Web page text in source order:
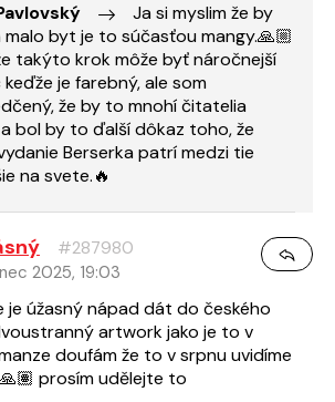
Ja si myslim že by
byt je to súčasťou mangy.🙏🏼
takýto krok môže byť náročnejší
je farebný, ale som
že by to mnohí čitatelia
bol by to ďalší dôkaz toho, že
Berserka patrí medzi tie
na svete.🔥
#287980
2025, 19:03
je úžasný nápad dát do českého
artwork jako je to v
doufám že to v srpnu uvidíme
prosím udělejte to